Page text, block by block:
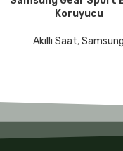
Koruyucu
Akıllı Saat,Samsung